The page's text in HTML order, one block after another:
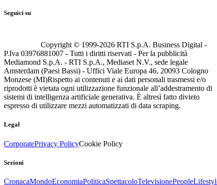
Seguici su
Copyright © 1999-2026 RTI S.p.A. Business Digital -
P.Iva 03976881007 - Tutti i diritti riservati - Per la pubblicità
Mediamond S.p.A. - RTI S.p.A., Mediaset N.V., sede legale
Amsterdam (Paesi Bassi) - Uffici Viale Europa 46, 20093 Cologno
Monzese (MI)Rispetto ai contenuti e ai dati personali trasmessi e/o
riprodotti è vietata ogni utilizzazione funzionale all’addestramento di
sistemi di intelligenza artificiale generativa. È altresì fatto divieto
espresso di utilizzare mezzi automatizzati di data scraping.
Legal
CorporatePrivacy PolicyCookie Policy
Sezioni
CronacaMondoEconomiaPoliticaSpettacoloTelevisionePeople